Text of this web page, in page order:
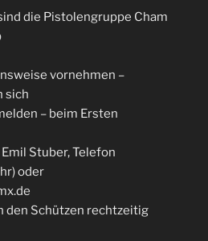
die Pistolengruppe Cham
vornehmen –
sich
– beim Ersten
Stuber, Telefon
oder
den Schützen rechtzeitig